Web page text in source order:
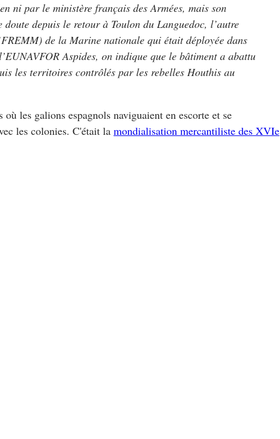
ni par le ministère français des Armées, mais son
doute depuis le retour à Toulon du Languedoc, l’autre
de la Marine nationale qui était déployée dans
Aspides, on indique que le bâtiment a abattu
les territoires contrôlés par les rebelles Houthis au
les galions espagnols naviguaient en escorte et se
les colonies. C'était la mondialisation mercantiliste des XVIe